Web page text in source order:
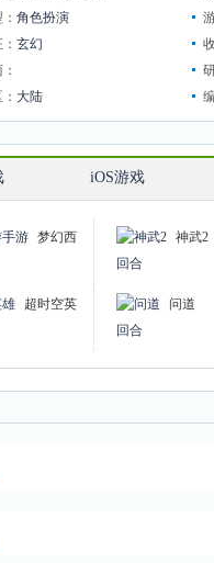
角色扮演
玄幻
大陆
iOS游戏
梦幻西
神武2
回合
超时空英
问道
回合